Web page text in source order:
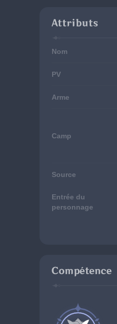
Attributs
Nom
PV
Arme
Camp
Source
Entrée du
personnage
Compétence